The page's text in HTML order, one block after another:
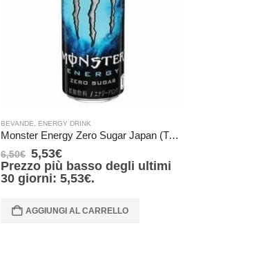
BEVANDE, ENERGY DRINK
Monster Energy Zero Sugar Japan (TAB blu) 355 ml
6,50€ 5,53€
Prezzo più basso degli ultimi
30 giorni: 5,53€.
AGGIUNGI AL CARRELLO